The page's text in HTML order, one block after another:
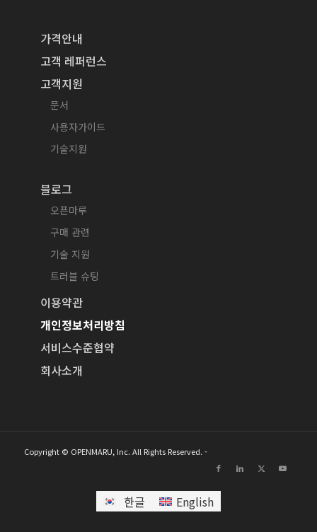
가격안내
고객 레퍼런스
고객지원
문서
사용자가이드
기술지원
블로그
오픈마루
구매 관련
기술 지원
트러블 슈팅
이용약관
개인정보처리방침
서비스수준협약
회사소개
Copyright © OPENMARU, Inc. All Rights Reserved. -
한글 English